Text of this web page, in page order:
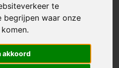
te
begrijpen waar onze
akkoord